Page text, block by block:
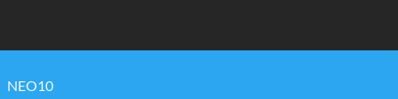
NEO10